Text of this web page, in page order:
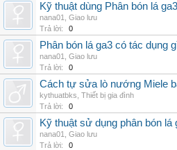
Kỹ thuật dùng Phân bón lá
nana01
Giao lưu
Trả lời:
0
Phân bón lá ga3 có tác dụng
nana01
Giao lưu
Trả lời:
0
Cách tự sửa lò nướng Miele
kythuatbks Thiết bị gia đình
Trả lời:
0
Kỹ thuật sử dụng phân bón
nana01
Giao lưu
Trả lời:
0